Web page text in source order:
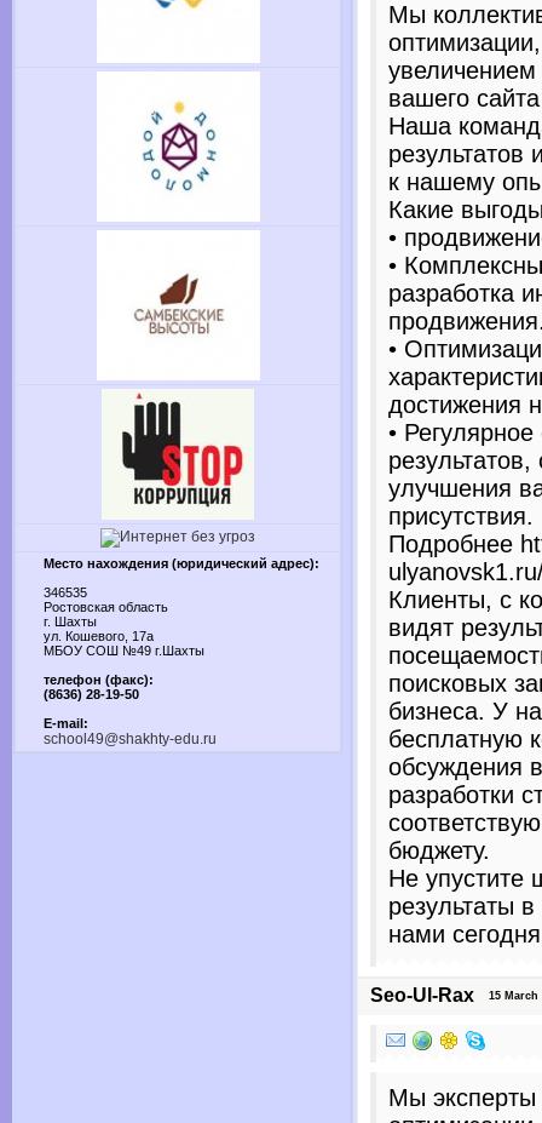
Место нахождения (юридический адрес):
346535
Ростовская область
г. Шахты
ул. Кошевого, 17а
МБОУ СОШ №49 г.Шахты
телефон (факс):
(8636) 28-19-50
E-mail:
school49@shakhty-edu.ru
Мы
вашего
Наша
результатов
к нашему
Какие
•
•
разработка
•
достижения
•
улучшения
присутствия.
Подробнее
Клиенты, с
видят
поисковых
бизнеса. У
бесплатную
обсуждения
разработки
бюджету.
Не упустите
результаты
нами
Seo-Ul-Rax 15 March
Мы эксперты